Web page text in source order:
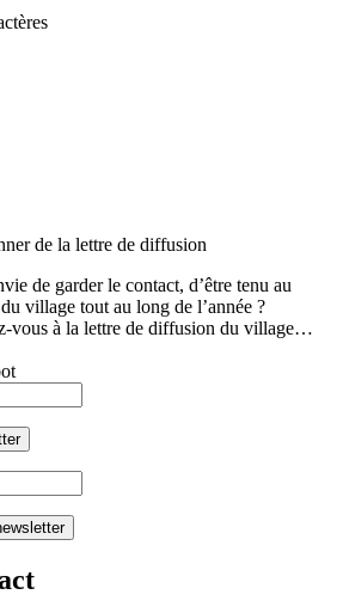
de la lettre de diffusion
de garder le contact, d’être tenu au
village tout au long de l’année ?
vous à la lettre de diffusion du village…